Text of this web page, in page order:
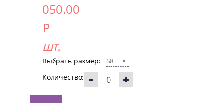
050.00
Р
шт.
Выбрать размер:
58
Количество: